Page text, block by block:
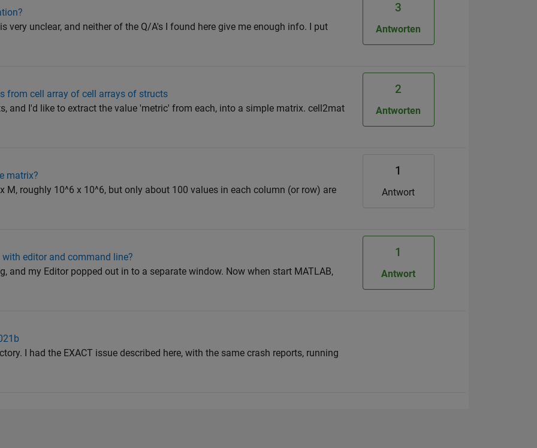
very unclear, and neither of the Q/A's I found here give me enough info. I put
3
Antworten
from cell array of cell arrays of structs
and I'd like to extract the value 'metric' from each, into a simple matrix. cell2mat
2
Antworten
matrix?
M, roughly 10^6 x 10^6, but only about 100 values in each column (or row) are
1
Antwort
editor and command line?
and my Editor popped out in to a separate window. Now when start MATLAB,
1
Antwort
I had the EXACT issue described here, with the same crash reports, running